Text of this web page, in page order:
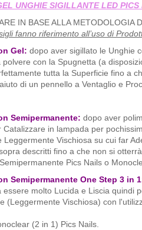
UNGHIE SIGILLANTE LED PICS
IN BASE ALLA
fanno riferimento all’uso di
Gel: dopo aver sigillato le Unghie
con la Spugnetta (a
tutta la Superficie fino a
di un pennello a Ventaglio e
Semipermanente: dopo aver
in lampada per
Vischiosa su cui far
descritti fino a che non si
Pics Nails o
Semipermanente One Step 3 in
molto Lucida e Liscia quindi
(Leggermente Vischiosa) con
(2 in 1) Pics Nails.